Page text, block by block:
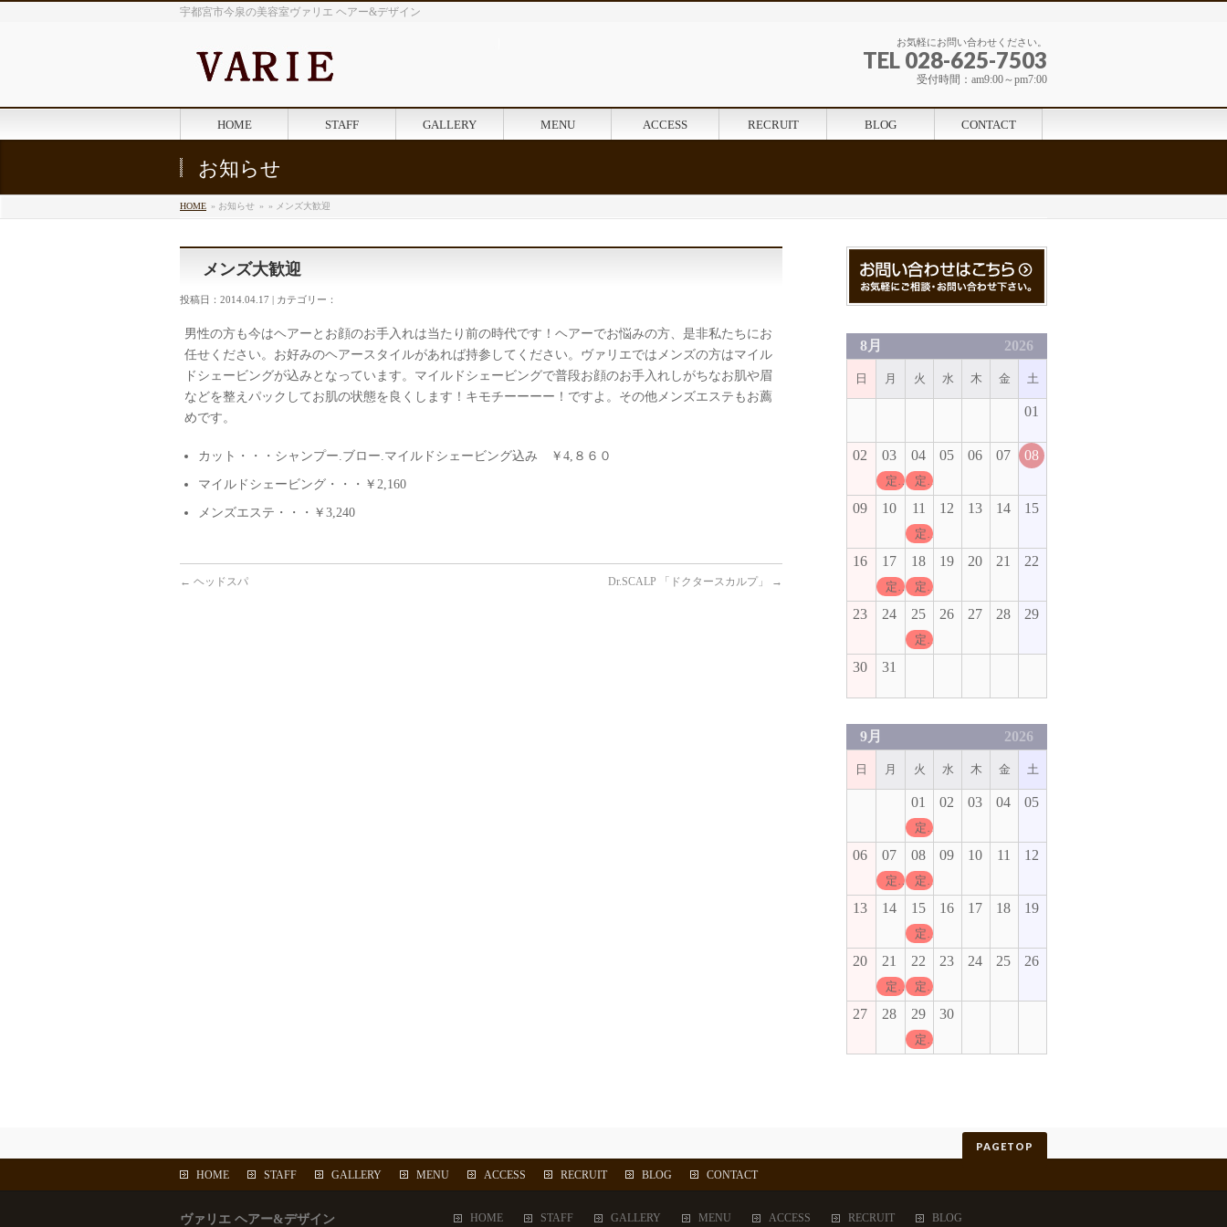
宇都宮市今泉の美容室ヴァリエ ヘアー&デザイン
お気軽にお問い合わせください。
TEL 028-625-7503
受付時間：am9:00～pm7:00
HOME STAFF GALLERY MENU ACCESS RECRUIT BLOG CONTACT
お知らせ
HOME » お知らせ » » メンズ大歓迎
メンズ大歓迎
投稿日：2014.04.17 | カテゴリー：
男性の方も今はヘアーとお顔のお手入れは当たり前の時代です！ヘアーでお悩みの方、是非私たちにお
任せください。お好みのヘアースタイルがあれば持参してください。ヴァリエではメンズの方はマイル
ドシェービングが込みとなっています。マイルドシェービングで普段お顔のお手入れしがちなお肌や眉
などを整えパックしてお肌の状態を良くします！キモチーーーー！ですよ。その他メンズエステもお薦
めです。
カット・・・シャンプー.ブロー.マイルドシェービング込み ￥4,８６０
マイルドシェービング・・・￥2,160
メンズエステ・・・￥3,240
← ヘッドスパ Dr.SCALP 「ドクタースカルプ」 →
8月 2026
日 月 火 水 木 金 土
01
02 03
定休日
04
定休日
05 06 07 08
09 10 11
定休日
12 13 14 15
16 17
定休日
18
定休日
19 20 21 22
23 24 25
定休日
26 27 28 29
30 31
9月 2026
日 月 火 水 木 金 土
01
定休日
02 03 04 05
06 07
定休日
08
定休日
09 10 11 12
13 14 15
定休日
16 17 18 19
20 21
定休日
22
定休日
23 24 25 26
27 28 29
定休日
30
PAGETOP
HOME STAFF GALLERY MENU ACCESS RECRUIT BLOG CONTACT
ヴァリエ ヘアー&デザイン HOME STAFF GALLERY MENU ACCESS RECRUIT BLOG